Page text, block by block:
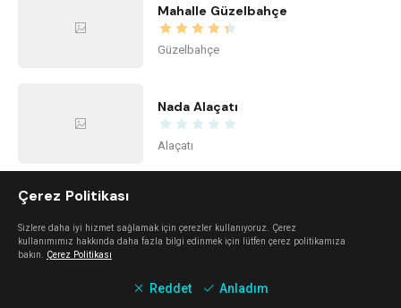
Mahalle Güzelbahçe
Güzelbahçe
Nada Alaçatı
Alaçatı
Alaçatı
Çerez Politikası
Sizlere daha iyi hizmet sağlamak için çerezler kullanıyoruz. Çerez
kullanımımız hakkında daha fazla bilgi edinmek için lütfen çerez politikamıza
bakın. Çerez Politikası
Reddet Anladım